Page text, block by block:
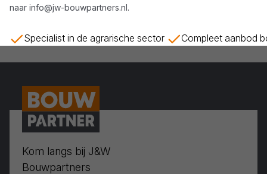
naar info@jw-bouwpartners.nl.
Specialist in de agrarische sector Compleet aanbod
Kom langs bij J&W
Bouwpartners